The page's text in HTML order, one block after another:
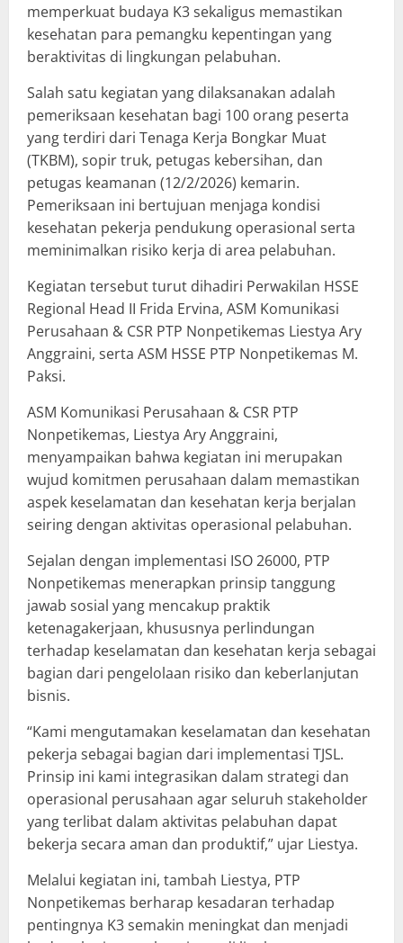
memperkuat budaya K3 sekaligus memastikan
kesehatan para pemangku kepentingan yang
beraktivitas di lingkungan pelabuhan.
Salah satu kegiatan yang dilaksanakan adalah
pemeriksaan kesehatan bagi 100 orang peserta
yang terdiri dari Tenaga Kerja Bongkar Muat
(TKBM), sopir truk, petugas kebersihan, dan
petugas keamanan (12/2/2026) kemarin.
Pemeriksaan ini bertujuan menjaga kondisi
kesehatan pekerja pendukung operasional serta
meminimalkan risiko kerja di area pelabuhan.
Kegiatan tersebut turut dihadiri Perwakilan HSSE
Regional Head II Frida Ervina, ASM Komunikasi
Perusahaan & CSR PTP Nonpetikemas Liestya Ary
Anggraini, serta ASM HSSE PTP Nonpetikemas M.
Paksi.
ASM Komunikasi Perusahaan & CSR PTP
Nonpetikemas, Liestya Ary Anggraini,
menyampaikan bahwa kegiatan ini merupakan
wujud komitmen perusahaan dalam memastikan
aspek keselamatan dan kesehatan kerja berjalan
seiring dengan aktivitas operasional pelabuhan.
Sejalan dengan implementasi ISO 26000, PTP
Nonpetikemas menerapkan prinsip tanggung
jawab sosial yang mencakup praktik
ketenagakerjaan, khususnya perlindungan
terhadap keselamatan dan kesehatan kerja sebagai
bagian dari pengelolaan risiko dan keberlanjutan
bisnis.
“Kami mengutamakan keselamatan dan kesehatan
pekerja sebagai bagian dari implementasi TJSL.
Prinsip ini kami integrasikan dalam strategi dan
operasional perusahaan agar seluruh stakeholder
yang terlibat dalam aktivitas pelabuhan dapat
bekerja secara aman dan produktif,” ujar Liestya.
Melalui kegiatan ini, tambah Liestya, PTP
Nonpetikemas berharap kesadaran terhadap
pentingnya K3 semakin meningkat dan menjadi